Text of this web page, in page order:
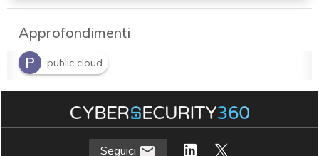
Approfondimenti
P
public cloud
Seguici